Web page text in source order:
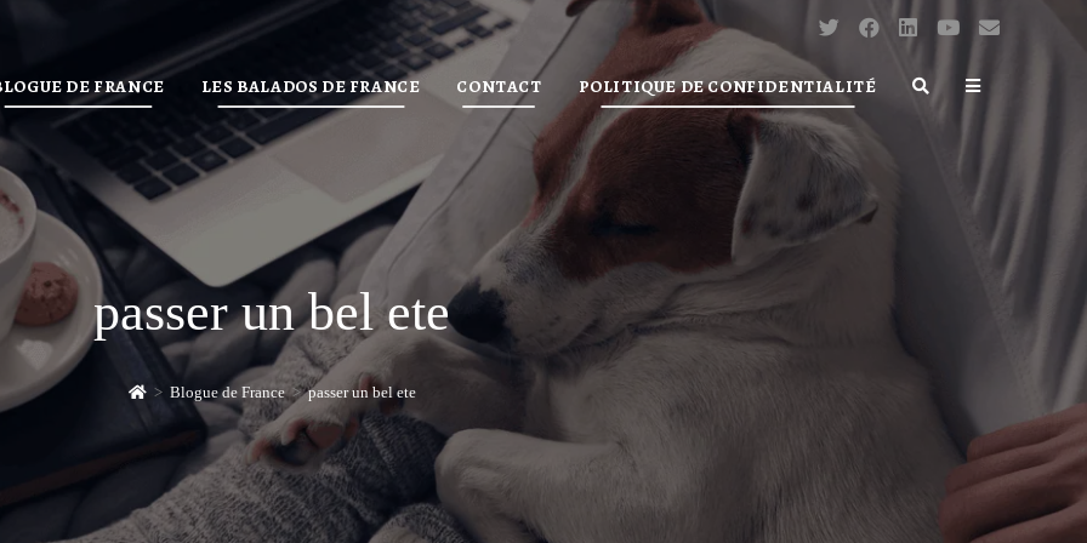
DE FRANCE LES BALADOS DE FRANCE CONTACT POLITIQUE DE CONFIDENTIALITÉ TOGGLE
passer un bel ete
> Blogue de France > passer un bel ete